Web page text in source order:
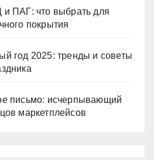
ПАГ: что выбрать для
покрытия
год 2025: тренды и советы
письмо: исчерпывающий
маркетплейсов